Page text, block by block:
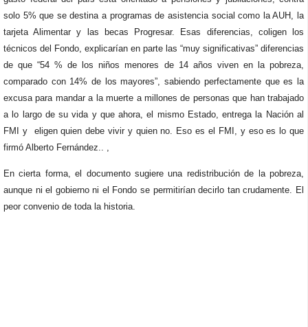
solo 5% que se destina a programas de asistencia social como la AUH, la
tarjeta Alimentar y las becas Progresar. Esas diferencias, coligen los
técnicos del Fondo, explicarían en parte las “muy significativas” diferencias
de que “54 % de los niños menores de 14 años viven en la pobreza,
comparado con 14% de los mayores”, sabiendo perfectamente que es la
excusa para mandar a la muerte a millones de personas que han trabajado
a lo largo de su vida y que ahora, el mismo Estado, entrega la Nación al
FMI y eligen quien debe vivir y quien no. Eso es el FMI, y eso es lo que
firmó Alberto Fernández.. ,
En cierta forma, el documento sugiere una redistribución de la pobreza,
aunque ni el gobierno ni el Fondo se permitirían decirlo tan crudamente. El
peor convenio de toda la historia.